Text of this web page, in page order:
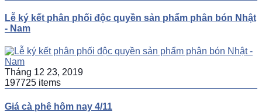
Lễ ký kết phân phối độc quyền sản phẩm phân bón Nhật
- Nam
Tháng 12 23, 2019
197725 items
Giá cà phê hôm nay 4/11